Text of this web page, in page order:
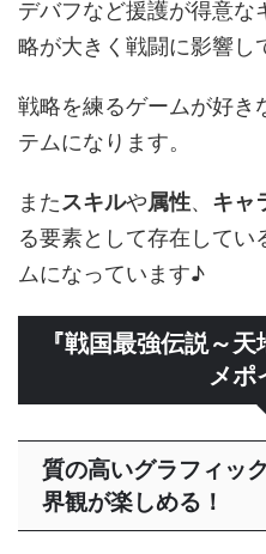
デバフなど援護が得意な
略が大きく戦闘に影響し
戦略を練るゲームが好き
テムになります。
またスキルや属性、 キャ
る要素として存在してい
ムになっています♪
『戦国最強伝説～
メポ
質の高いグラフィッ
界観が楽しめる！